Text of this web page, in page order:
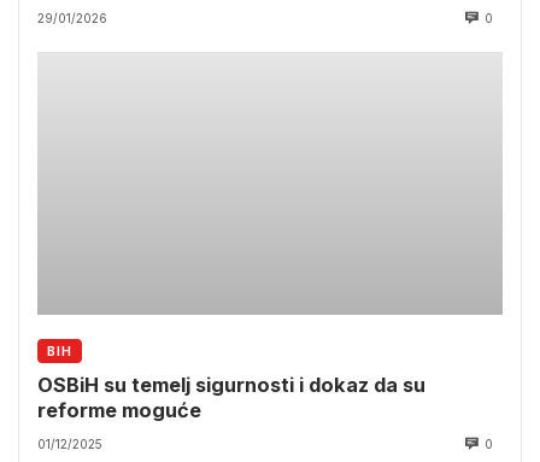
29/01/2026 0
BIH
OSBiH su temelj sigurnosti i dokaz da su
reforme moguće
01/12/2025 0